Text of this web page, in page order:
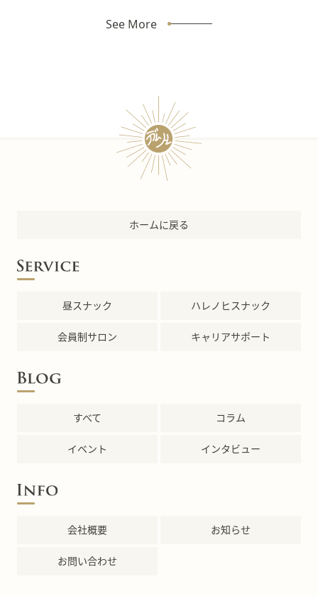
See More
ホームに戻る
昼スナック ハレノヒスナック
会員制サロン キャリアサポート
すべて コラム
イベント インタビュー
会社概要 お知らせ
お問い合わせ